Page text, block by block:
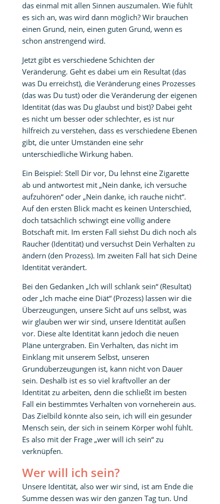
das einmal mit allen Sinnen auszumalen. Wie fühlt
es sich an, was wird dann möglich? Wir brauchen
einen Grund, nein, einen guten Grund, wenn es
schon anstrengend wird.
Jetzt gibt es verschiedene Schichten der
Veränderung. Geht es dabei um ein Resultat (das
was Du erreichst), die Veränderung eines Prozesses
(das was Du tust) oder die Veränderung der eigenen
Identität (das was Du glaubst und bist)? Dabei geht
es nicht um besser oder schlechter, es ist nur
hilfreich zu verstehen, dass es verschiedene Ebenen
gibt, die unter Umständen eine sehr
unterschiedliche Wirkung haben.
Ein Beispiel: Stell Dir vor, Du lehnst eine Zigarette
ab und antwortest mit „Nein danke, ich versuche
aufzuhören“ oder „Nein danke, ich rauche nicht“.
Auf den ersten Blick macht es keinen Unterschied,
doch tatsächlich schwingt eine völlig andere
Botschaft mit. Im ersten Fall siehst Du dich noch als
Raucher (Identität) und versuchst Dein Verhalten zu
ändern (den Prozess). Im zweiten Fall hat sich Deine
Identität verändert.
Bei den Gedanken „Ich will schlank sein“ (Resultat)
oder „Ich mache eine Diät“ (Prozess) lassen wir die
Überzeugungen, unsere Sicht auf uns selbst, was
wir glauben wer wir sind, unsere Identität außen
vor. Diese alte Identität kann jedoch die neuen
Pläne untergraben. Ein Verhalten, das nicht im
Einklang mit unserem Selbst, unseren
Grundüberzeugungen ist, kann nicht von Dauer
sein. Deshalb ist es so viel kraftvoller an der
Identität zu arbeiten, denn die schließt im besten
Fall ein bestimmtes Verhalten von vorneherein aus.
Das Zielbild könnte also sein, ich will ein gesunder
Mensch sein, der sich in seinem Körper wohl fühlt.
Es also mit der Frage „wer will ich sein“ zu
verknüpfen.
Wer will ich sein?
Unsere Identität, also wer wir sind, ist am Ende die
Summe dessen was wir den ganzen Tag tun. Und